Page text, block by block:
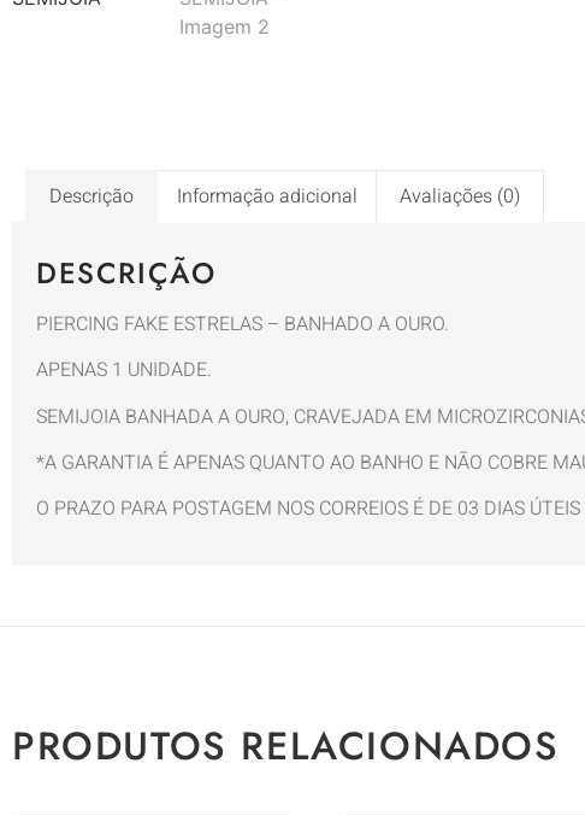
Descrição Informação adicional Avaliações (0)
DESCRIÇÃO
PIERCING FAKE ESTRELAS – BANHADO A OURO.
APENAS 1 UNIDADE.
SEMIJOIA BANHADA A OURO, CRAVEJADA EM
*A GARANTIA É APENAS QUANTO AO BANHO E NÃO COBRE
O PRAZO PARA POSTAGEM NOS CORREIOS É DE 03 DIAS
PRODUTOS RELACIONADOS